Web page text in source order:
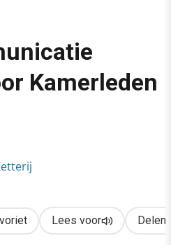
voor Kamerleden [infographic]
Kamerleden
Lees voor Delen